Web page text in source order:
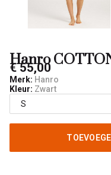
Hanro
€ 55,00
Merk: Hanro
Kleur: Zwart